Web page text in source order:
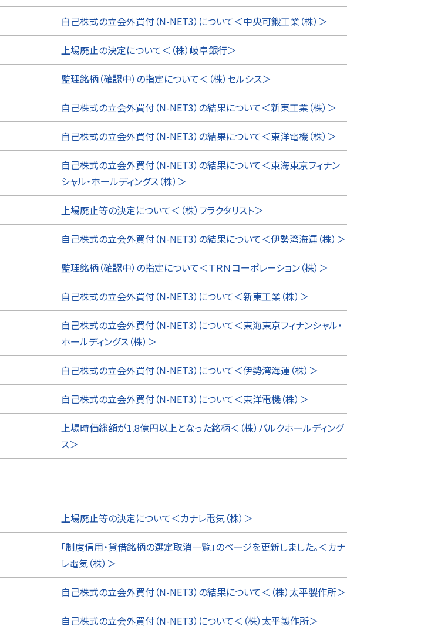
自己株式の立会外買付（N-NET3）について＜中央可鍛工業（株）＞
上場廃止の決定について＜（株）岐阜銀行＞
監理銘柄（確認中）の指定について＜（株）セルシス＞
自己株式の立会外買付（N-NET3）の結果について＜新東工業（株）＞
自己株式の立会外買付（N-NET3）の結果について＜東洋電機（株）＞
自己株式の立会外買付（N-NET3）の結果について＜東海東京フィナン
シャル・ホールディングス（株）＞
上場廃止等の決定について＜（株）フラクタリスト＞
自己株式の立会外買付（N-NET3）の結果について＜伊勢湾海運（株）＞
監理銘柄（確認中）の指定について＜ＴＲＮコーポレーション（株）＞
自己株式の立会外買付（N-NET3）について＜新東工業（株）＞
自己株式の立会外買付（N-NET3）について＜東海東京フィナンシャル・
ホールディングス（株）＞
自己株式の立会外買付（N-NET3）について＜伊勢湾海運（株）＞
自己株式の立会外買付（N-NET3）について＜東洋電機（株）＞
上場時価総額が1.8億円以上となった銘柄＜（株）バルクホールディング
ス＞
上場廃止等の決定について＜カナレ電気（株）＞
「制度信用・貸借銘柄の選定取消一覧」のページを更新しました。＜カナ
レ電気（株）＞
自己株式の立会外買付（N-NET3）の結果について＜（株）太平製作所＞
自己株式の立会外買付（N-NET3）について＜（株）太平製作所＞